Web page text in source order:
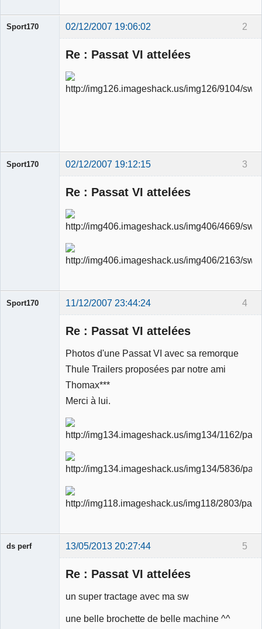
2
Sport170 02/12/2007 19:06:02
Re : Passat VI attelées
3
Sport170 02/12/2007 19:12:15
Re : Passat VI attelées
4
Sport170 11/12/2007 23:44:24
Re : Passat VI attelées
Photos d'une Passat VI avec sa remorque
Thule Trailers proposées par notre ami
Thomax***
Merci à lui.
5
ds perf 13/05/2013 20:27:44
Re : Passat VI attelées
un super tractage avec ma sw
une belle brochette de belle machine ^^